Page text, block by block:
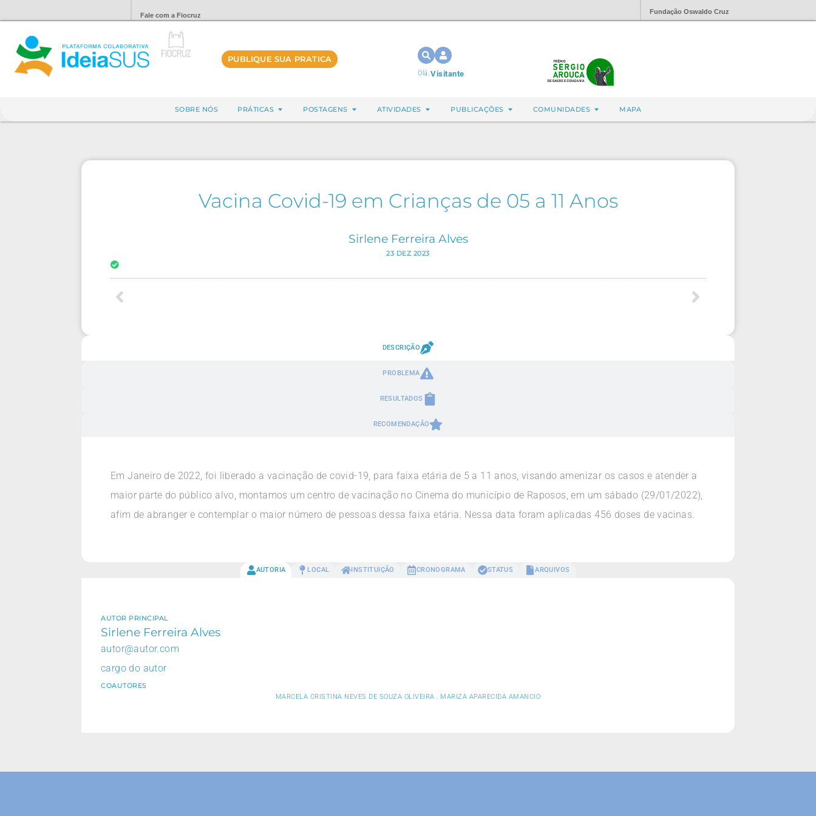
Fale com a Fiocruz Fundação Oswaldo Cruz
PUBLIQUE SUA PRATICA
Olá,Visitante
SOBRE NÓS PRÁTICAS POSTAGENS ATIVIDADES PUBLICAÇÕES COMUNIDADES MAPA
Vacina Covid-19 em Crianças de 05 a 11 Anos
Sirlene Ferreira Alves
23 DEZ 2023
DESCRIÇÃO
PROBLEMA
RESULTADOS
RECOMENDAÇÃO
Em Janeiro de 2022, foi liberado a vacinação de covid-19, para faixa etária de 5 a 11 anos, visando amenizar os casos e atender a
maior parte do público alvo, montamos um centro de vacinação no Cinema do município de Raposos, em um sábado (29/01/2022),
afim de abranger e contemplar o maior número de pessoas dessa faixa etária. Nessa data foram aplicadas 456 doses de vacinas.
AUTORIA LOCAL INSTITUIÇÃO CRONOGRAMA STATUS ARQUIVOS
AUTOR PRINCIPAL
Sirlene Ferreira Alves
autor@autor.com
cargo do autor
COAUTORES
MARCELA CRISTINA NEVES DE SOUZA OLIVEIRA , MARIZA APARECIDA AMANCIO